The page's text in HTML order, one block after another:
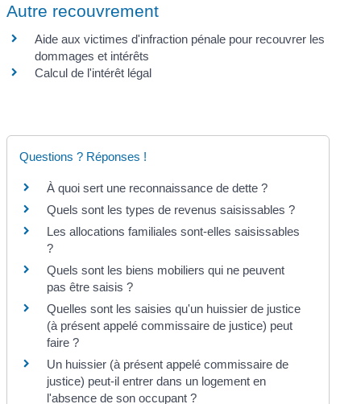
Autre recouvrement
Aide aux victimes d'infraction pénale pour recouvrer les
dommages et intérêts
Calcul de l'intérêt légal
Questions ? Réponses !
À quoi sert une reconnaissance de dette ?
Quels sont les types de revenus saisissables ?
Les allocations familiales sont-elles saisissables
?
Quels sont les biens mobiliers qui ne peuvent
pas être saisis ?
Quelles sont les saisies qu'un huissier de justice
(à présent appelé commissaire de justice) peut
faire ?
Un huissier (à présent appelé commissaire de
justice) peut-il entrer dans un logement en
l'absence de son occupant ?